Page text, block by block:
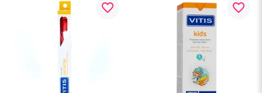
favorite_border favorite_border